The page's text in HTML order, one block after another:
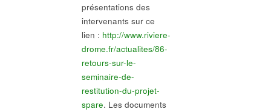
présentations des
intervenants sur ce
lien : http://www.riviere-
drome.fr/actualites/86-
retours-sur-le-
seminaire-de-
restitution-du-projet-
spare. Les documents